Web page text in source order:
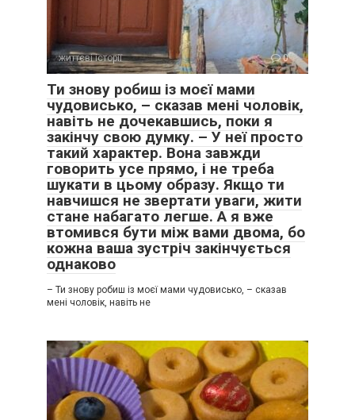
життєві історії 0
Ти знову робиш із моєї мами
чудовисько, – сказав мені чоловік,
навіть не дочекавшись, поки я
закінчу свою думку. – У неї просто
такий характер. Вона завжди
говорить усе прямо, і не треба
шукати в цьому образу. Якщо ти
навчишся не звертати уваги, жити
стане набагато легше. А я вже
втомився бути між вами двома, бо
кожна ваша зустріч закінчується
однаково
– Ти знову робиш із моєї мами чудовисько, – сказав
мені чоловік, навіть не